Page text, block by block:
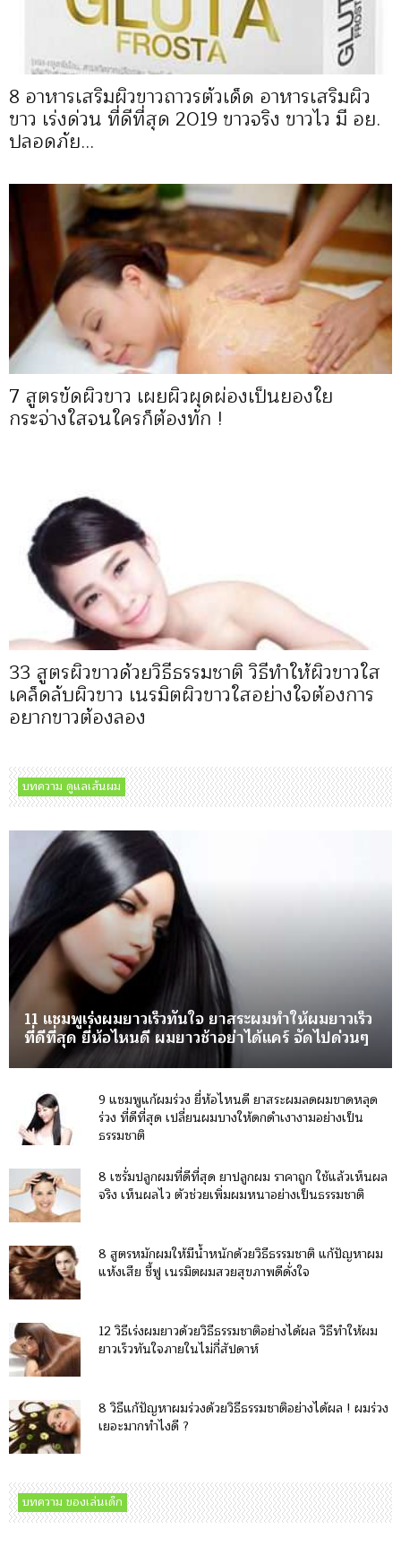
8 อาหารเสริมผิวขาวถาวรตัวเด็ด อาหารเสริมผิว
ขาว เร่งด่วน ที่ดีที่สุด 2019 ขาวจริง ขาวไว มี อย.
ปลอดภัย...
7 สูตรขัดผิวขาว เผยผิวผุดผ่องเป็นยองใย
กระจ่างใสจนใครก็ต้องทัก !
33 สูตรผิวขาวด้วยวิธีธรรมชาติ วิธีทำให้ผิวขาวใส
เคล็ดลับผิวขาว เนรมิตผิวขาวใสอย่างใจต้องการ
อยากขาวต้องลอง
บทความ ดูแลเส้นผม
11 แชมพูเร่งผมยาวเร็วทันใจ ยาสระผมทำให้ผมยาวเร็ว
ที่ดีที่สุด ยี่ห้อไหนดี ผมยาวช้าอย่าได้แคร์ จัดไปด่วนๆ
9 แชมพูแก้ผมร่วง ยี่ห้อไหนดี ยาสระผมลดผมขาดหลุด
ร่วง ที่ดีที่สุด เปลี่ยนผมบางให้ดกดำเงางามอย่างเป็น
ธรรมชาติ
8 เซรั่มปลูกผมที่ดีที่สุด ยาปลูกผม ราคาถูก ใช้แล้วเห็นผล
จริง เห็นผลไว ตัวช่วยเพิ่มผมหนาอย่างเป็นธรรมชาติ
8 สูตรหมักผมให้มีน้ําหนักด้วยวิธีธรรมชาติ แก้ปัญหาผม
แห้งเสีย ชี้ฟู เนรมิตผมสวยสุขภาพดีดั่งใจ
12 วิธีเร่งผมยาวด้วยวิธีธรรมชาติอย่างได้ผล วิธีทําให้ผม
ยาวเร็วทันใจภายในไม่กี่สัปดาห์
8 วิธีแก้ปัญหาผมร่วงด้วยวิธีธรรมชาติอย่างได้ผล ! ผมร่วง
เยอะมากทำไงดี ?
บทความ ของเล่นเด็ก